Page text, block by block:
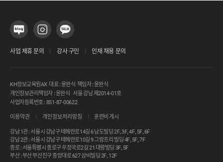
사업 제휴 문의 강사 구인 인재 채용 문의
KH정보교육원AX 대표 : 윤완식 책임자 : 윤완식
개인정보관리책임자 : 윤완식 서울 강남 제2014-01호
사업자등록번호 : 851-87-00622
이용약관
개인정보처리방침
훈련비 게시
강남 1관 : 서울시 강남구 테헤란로14길 6 남도빌딩 2F, 3F, 4F, 5F, 6F
강남 2관 : 서울시 강남구 테헤란로10길 9 그랑프리 빌딩 4F, 5F, 7F
종로 : 서울특별시 종로구 우정국로2길 21 대왕빌딩 3F, 5F
부산 : 부산 부산진구 중앙대로 627 삼비빌딩 2F, 12F